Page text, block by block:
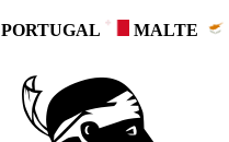
PORTUGAL MALTE